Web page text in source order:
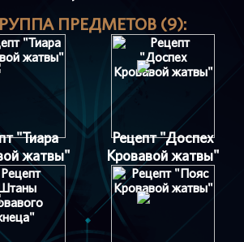
ПРЕДМЕТОВ (9):
"Тиара
жатвы"
Рецепт "Доспех
Кровавой жатвы"